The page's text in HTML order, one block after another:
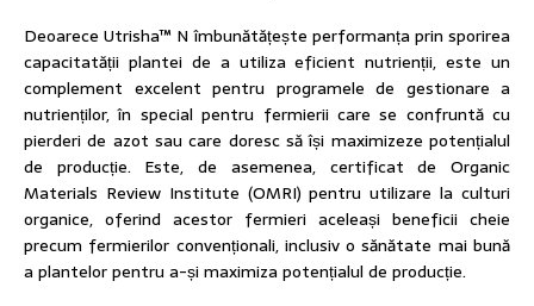
Deoarece Utrisha™ N îmbunătățește performanța prin sporirea
capacitatății plantei de a utiliza eficient nutrienții, este un
complement excelent pentru programele de gestionare a
nutrienților, în special pentru fermierii care se confruntă cu
pierderi de azot sau care doresc să își maximizeze potențialul
de producție. Este, de asemenea, certificat de Organic
Materials Review Institute (OMRI) pentru utilizare la culturi
organice, oferind acestor fermieri aceleași beneficii cheie
precum fermierilor convenționali, inclusiv o sănătate mai bună
a plantelor pentru a-și maximiza potențialul de producție.